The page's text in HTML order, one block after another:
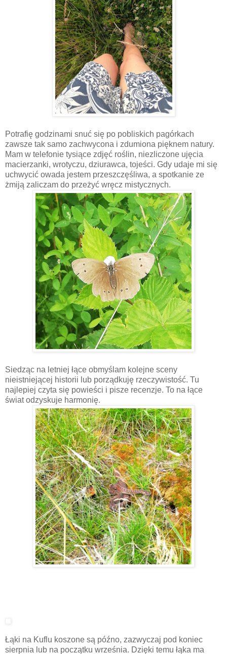
Potrafię godzinami snuć się po pobliskich pagórkach
zawsze tak samo zachwycona i zdumiona pięknem natury.
Mam w telefonie tysiące zdjęć roślin, niezliczone ujęcia
macierzanki, wrotyczu, dziurawca, tojeści. Gdy udaje mi się
uchwycić owada jestem przeszczęśliwa, a spotkanie ze
żmiją zaliczam do przeżyć wręcz mistycznych.
Siedząc na letniej łące obmyślam kolejne sceny
nieistniejącej historii lub porządkuję rzeczywistość. Tu
najlepiej czyta się powieści i pisze recenzje. To na łące
świat odzyskuje harmonię.
Łąki na Kuflu koszone są późno, zazwyczaj pod koniec
sierpnia lub na początku września. Dzięki temu łąka ma